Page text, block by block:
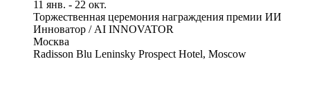
11 янв. - 22 окт.
Торжественная церемония награждения премии ИИ
Инноватор / AI INNOVATOR
Москва
Radisson Blu Leninsky Prospect Hotel, Moscow